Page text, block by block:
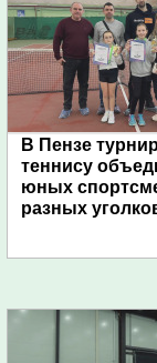
В Пензе
теннису
юных
разных